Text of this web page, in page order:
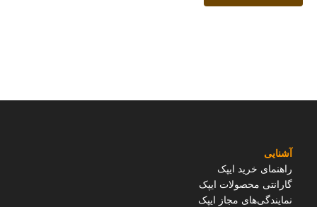
آشنایی
راهنمای خرید ایپک
گارانتی محصولات ایپک
نمایندگی‌های مجاز ایپک